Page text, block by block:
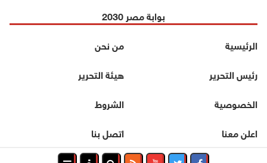
بوابة مصر 2030
الرئيسية
من نحن
رئيس التحرير
هيئة التحرير
الخصوصية
الشروط
اعلن معنا
اتصل بنا